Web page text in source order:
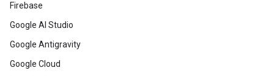
Firebase
Google AI Studio
Google Antigravity
Google Cloud